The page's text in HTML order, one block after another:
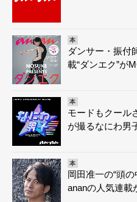
本
ダンサー・振付
載“ダンエク”が
本
モードもクール
が撮るなにわ男
本
岡田准一の“頭
ananの人気連載